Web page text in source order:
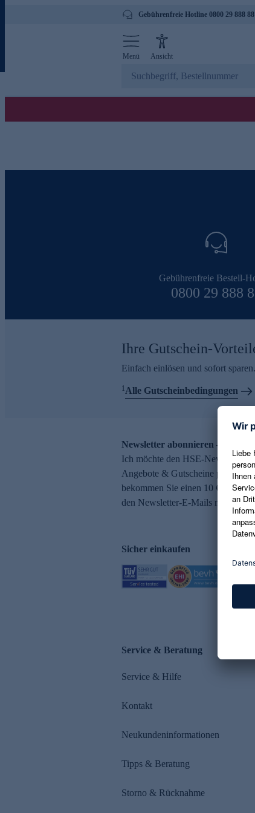
Gebührenfreie Hotline 0800 29 888 88
Menü Ansicht
Gebührenfreie Bestell-
0800 29 888
Ihre Gutschein-
Einfach einlösen und sofort
1Alle Gutscheinbedingungen
Newsletter abonnieren – 10 €
Ich möchte den HSE-Newsletter
Angebote & Gutscheine per E-
bekommen Sie einen 10 €
den Newsletter-E-Mails möglich.
Sicher einkaufen
Service & Beratung
Service & Hilfe
Kontakt
Neukundeninformationen
Tipps & Beratung
Storno & Rücknahme